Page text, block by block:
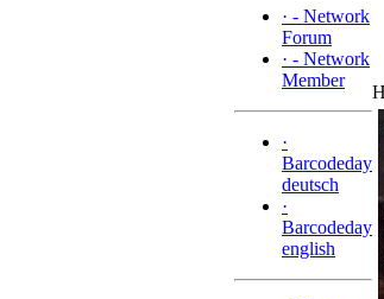
· - Network
Forum
· - Network
Member
·
Barcodeday
deutsch
·
Barcodeday
english